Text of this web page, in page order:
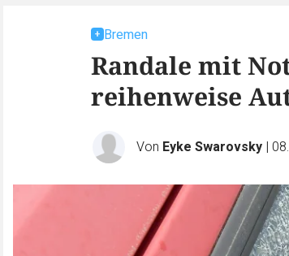
Bremen
Randale mit
reihenweise
Von Eyke Swarovsky |